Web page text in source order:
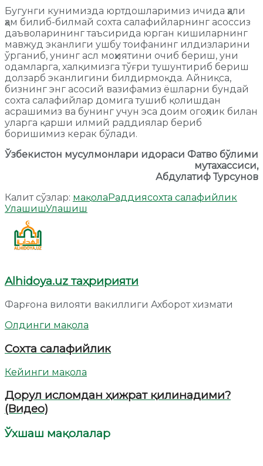
Бугунги кунимизда юртдошларимиз ичида ҳали
ҳам билиб-билмай сохта салафийларнинг асоссиз
даъволарининг таъсирида юрган кишиларнинг
мавжуд эканлиги ушбу тоифанинг илдизларини
ўрганиб, унинг асл моҳиятини очиб бериш, уни
одамларга, халқимизга тўғри тушунтириб бериш
долзарб эканлигини билдирмоқда. Айниқса,
бизнинг энг асосий вазифамиз ёшларни бундай
сохта салафийлар домига тушиб қолишдан
асрашимиз ва бунинг учун эса доим огоҳлик билан
уларга қарши илмий раддиялар бериб
боришимиз керак бўлади.
Ўзбекистон мусулмонлари идораси Фатво бўлими
мутахассиси,
Абдулатиф Турсунов
Калит сўзлар: мақолаРаддиясохта салафийлик
УлашишУлашиш
Alhidoya.uz таҳририяти
Фарғона вилояти вакиллиги Ахборот хизмати
Олдинги мақола
Сохта салафийлик
Кейинги мақола
Дорул исломдан ҳижрат қилинадими?
(Видео)
Ўхшаш мақолалар